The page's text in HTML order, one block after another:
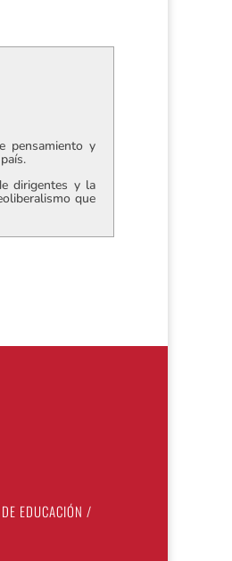
pensamiento y
dirigentes y la
que
EDUCACIÓN /